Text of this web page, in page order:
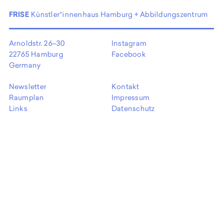
FRISE Künstler*innenhaus Hamburg + Abbildungszentrum
Arnoldstr. 26–30
22765 Hamburg
Germany
Instagram
Facebook
Newsletter
Raumplan
Links
Kontakt
Impressum
Datenschutz